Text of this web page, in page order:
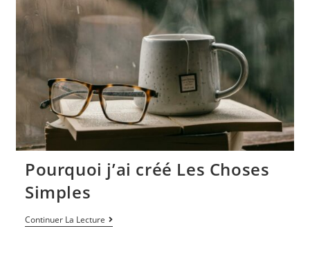
Pourquoi j’ai créé Les Choses
Simples
Continuer La Lecture